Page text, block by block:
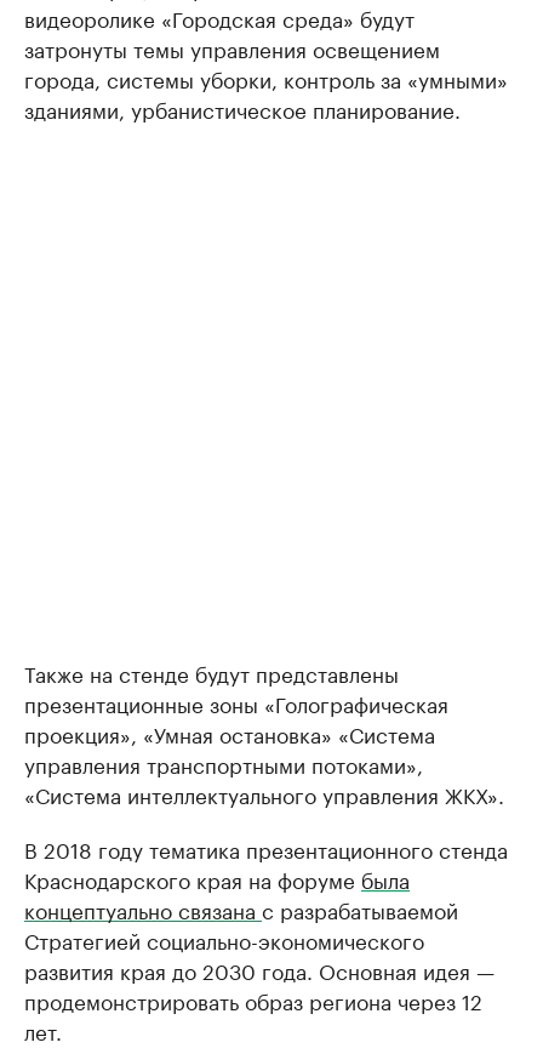
видеоролике «Городская среда» будут
затронуты темы управления освещением
города, системы уборки, контроль за «умными»
зданиями, урбанистическое планирование.
Также на стенде будут представлены
презентационные зоны «Голографическая
проекция», «Умная остановка» «Система
управления транспортными потоками»,
«Система интеллектуального управления ЖКХ».
В 2018 году тематика презентационного стенда
Краснодарского края на форуме была
концептуально связана с разрабатываемой
Стратегией социально-экономического
развития края до 2030 года. Основная идея —
продемонстрировать образ региона через 12
лет.